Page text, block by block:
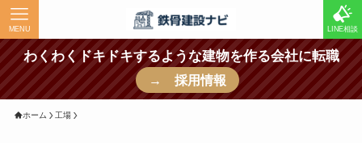
LINE相談
MENU
わくわくドキドキするような建物を作る会社に転職
→ 採用情報
ホーム 工場